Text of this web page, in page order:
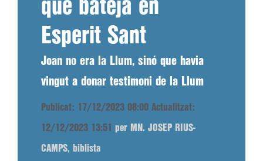
que bateja en
Esperit Sant
Joan no era la Llum, sinó que havia
vingut a donar testimoni de la Llum
Publicat: 17/12/2023 08:00 Actualitzat:
12/12/2023 13:51 per MN. JOSEP RIUS-
CAMPS, biblista